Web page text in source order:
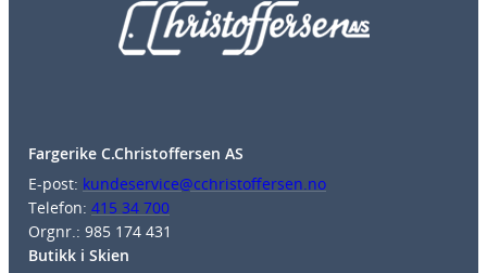
Fargerike C.Christoffersen AS
E-post: kundeservice@cchristoffersen.no
Telefon: 415 34 700
Orgnr.: 985 174 431
Butikk i Skien